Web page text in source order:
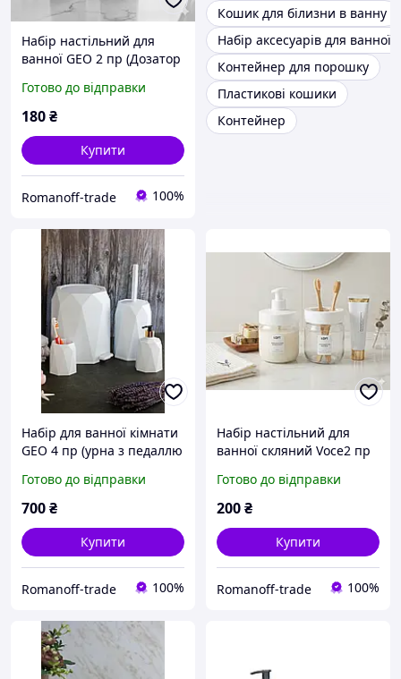
Набір настільний для
ванної GEO 2 пр (Дозатор
Готово до відправки
180₴
Купити
Romanoff-trade 100%
Кошик для білизни в ванну
Набір аксесуарів для ванної
Контейнер для порошку
Пластикові кошики
Контейнер
Набір для ванної кімнати
GEO 4 пр (урна з педаллю
дозатор для рідкого мила,
стакан для зубних щіток)
Готово до відправки
700₴
Купити
Romanoff-trade 100%
Набір настільний для
ванної скляний Voce2 пр
Готово до відправки
200₴
Купити
Romanoff-trade 100%